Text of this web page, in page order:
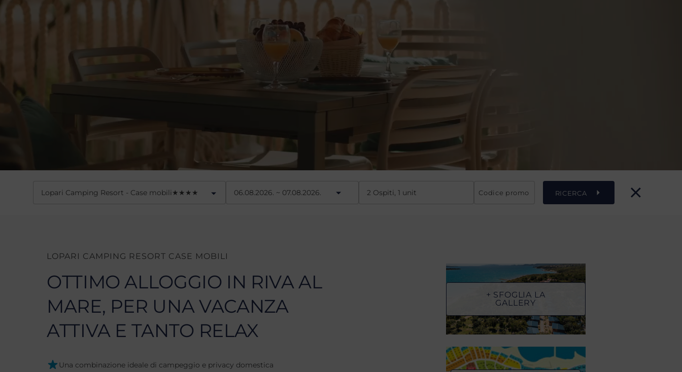
Lopari Camping Resort - Case mobili★ ★ ★ ★ Codice promo RICERCA
LOPARI CAMPING RESORT CASE MOBILI
OTTIMO ALLOGGIO IN RIVA AL
MARE, PER UNA VACANZA
ATTIVA E TANTO RELAX
Una combinazione ideale di campeggio e privacy domestica
+ SFOGLIA LA
GALLERY